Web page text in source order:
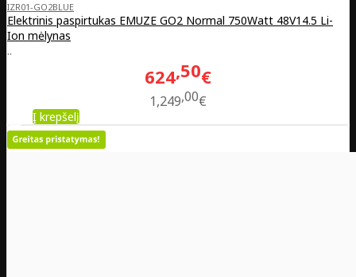
IZR01-GO2BLUE
Elektrinis paspirtukas EMUZE GO2 Normal 750Watt 48V14.5 Li-
Ion mėlynas
..
624 50€
1,249 00€
Į krepšelį